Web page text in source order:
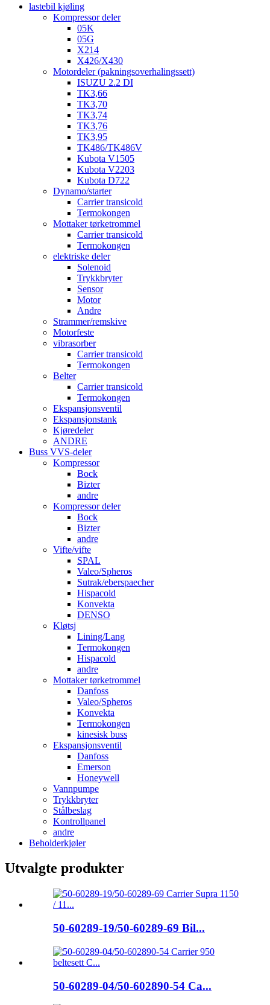
lastebil kjøling
Kompressor deler
05K
05G
X214
X426/X430
Motordeler (pakningsoverhalingssett)
ISUZU 2.2 DI
TK3,66
TK3,70
TK3,74
TK3,76
TK3,95
TK486/TK486V
Kubota V1505
Kubota V2203
Kubota D722
Dynamo/starter
Carrier transicold
Termokongen
Mottaker tørketrommel
Carrier transicold
Termokongen
elektriske deler
Solenoid
Trykkbryter
Sensor
Motor
Andre
Strammer/remskive
Motorfeste
vibrasorber
Carrier transicold
Termokongen
Belter
Carrier transicold
Termokongen
Ekspansjonsventil
Ekspansjonstank
Kjøredeler
ANDRE
Buss VVS-deler
Kompressor
Bock
Bizter
andre
Kompressor deler
Bock
Bizter
andre
Vifte/vifte
SPAL
Valeo/Spheros
Sutrak/eberspaecher
Hispacold
Konvekta
DENSO
Kløtsj
Lining/Lang
Termokongen
Hispacold
andre
Mottaker tørketrommel
Danfoss
Valeo/Spheros
Konvekta
Termokongen
kinesisk buss
Ekspansjonsventil
Danfoss
Emerson
Honeywell
Vannpumpe
Trykkbryter
Stålbeslag
Kontrollpanel
andre
Beholderkjøler
Utvalgte produkter
50-60289-19/50-60289-69 Bil...
50-60289-04/50-602890-54 Ca...